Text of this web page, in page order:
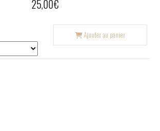
25,00€
Ajouter au panier